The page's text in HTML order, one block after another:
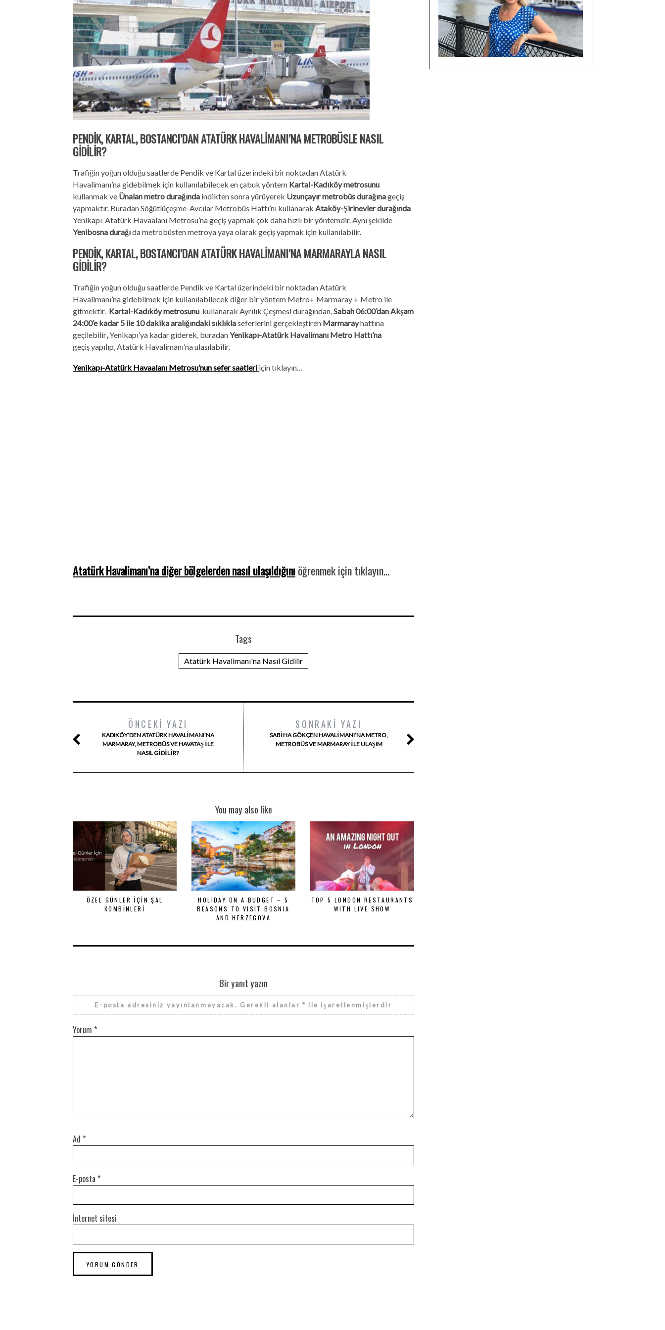
PENDİK, KARTAL, BOSTANCI’DAN ATATÜRK HAVALİMANI’NA METROBÜSLE NASIL
GİDİLİR?
Trafiğin yoğun olduğu saatlerde Pendik ve Kartal üzerindeki bir noktadan Atatürk
Havalimanı’na gidebilmek için kullanılabilecek en çabuk yöntem Kartal-Kadıköy metrosunu
kullanmak ve Ünalan metro durağında indikten sonra yürüyerek Uzunçayır metrobüs durağınageçiş
yapmaktır. Buradan Söğütlüçeşme-Avcılar Metrobüs Hattı’nı kullanarak Ataköy-Şirinevler durağında
Yenikapı-Atatürk Havaalanı Metrosu’na geçiş yapmak çok daha hızlı bir yöntemdir. Aynı şekilde
Yenibosna durağıda metrobüsten metroya yaya olarak geçiş yapmak için kullanılabilir.
PENDİK, KARTAL, BOSTANCI’DANATATÜRK HAVALİMANI’NA MARMARAYLA NASIL
GİDİLİR?
Trafiğin yoğun olduğu saatlerde Pendik ve Kartal üzerindeki bir noktadan Atatürk
Havalimanı’na gidebilmek için kullanılabilecek diğer bir yöntem Metro+ Marmaray + Metro ile
gitmektir. Kartal-Kadıköy metrosunu kullanarak Ayrılık Çeşmesi durağından,Sabah 06:00’dan Akşam
24:00’e kadar 5 ile 10 dakika aralığındaki sıklıklaseferlerini gerçekleştiren Marmarayhattına
geçilebilir,Yenikapı’ya kadar giderek, buradanYenikapı-Atatürk Havalimanı Metro Hattı’na
geçiş yapılıp, Atatürk Havalimanı’na ulaşılabilir.
Yenikapı-Atatürk Havaalanı Metrosu’nun sefer saatleri için tıklayın…
Atatürk Havalimanı’na diğer bölgelerden nasıl ulaşıldığınıöğrenmek için tıklayın…
Tags
Atatürk Havalimanı'na Nasıl Gidilir
ÖNCEKI YAZI
KADIKÖY’DEN ATATÜRK HAVALIMANI’NA
MARMARAY, METROBÜS VE HAVATAŞ ILE
NASIL GIDILIR?
SONRAKI YAZI
SABIHA GÖKÇEN HAVALIMANI’NA METRO,
METROBÜS VE MARMARAY ILE ULAŞIM
You may also like
ÖZEL GÜNLER İÇIN ŞAL
KOMBINLERI
HOLIDAY ON A BUDGET – 5
REASONS TO VISIT BOSNIA
AND HERZEGOVA
TOP 5 LONDON RESTAURANTS
WITH LIVE SHOW
Bir yanıt yazın
E-posta adresiniz yayınlanmayacak. Gerekli alanlar* ile işaretlenmişlerdir
Yorum *
Ad *
E-posta *
İnternet sitesi